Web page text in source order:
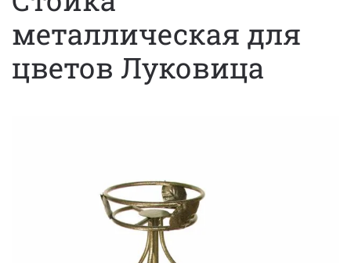
металлическая для
цветов Луковица